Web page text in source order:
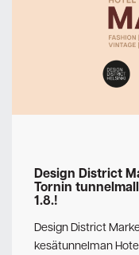
Design District
Tornin
1.8.!
Design District
kesätunnelman